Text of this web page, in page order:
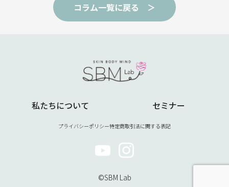
コラム一覧に戻る ＞
私たちについて セミナー
プライバシーポリシー特定商取引法に関する表記
©SBM Lab